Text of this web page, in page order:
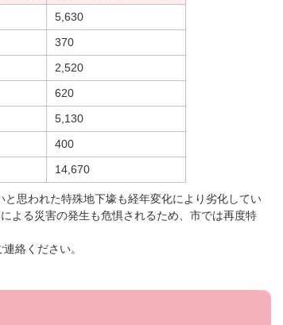
5,630
370
2,520
620
5,130
400
14,670
思われた特殊地下壕も経年変化により劣化してい
よる災害の発生も危惧されるため、市では再度特
絡ください。